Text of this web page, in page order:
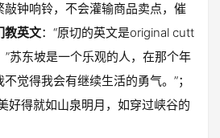
钟响铃，不会灌输商品卖点，催
教英文：“原切的英文是original cutt
”苏东坡是一个乐观的人，在那个年
觉得我会有继续生活的勇气。”；
好得就如山泉明月，如穿过峡谷的